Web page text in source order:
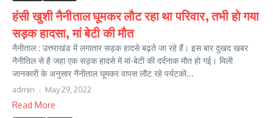
हंसी खुशी नैनीताल घूमकर लौट रहा था परिवार, तभी हो गया
सड़क हादसा, मां बेटी की मौत
नैनीताल : उत्तराखंड में लगातार सड़क हादसे बढ़ते जा रहे हैं। इस बार दुखद खबर
नैनीतिल से है जहा एक सड़क हादसे में मां-बेटी की दर्दनाक मौत हो गई। मिली
जानकारी के अनुसार नैनीताल घूमकर वापस लौट रहे पर्यटको...
admin May 29, 2022
Read More